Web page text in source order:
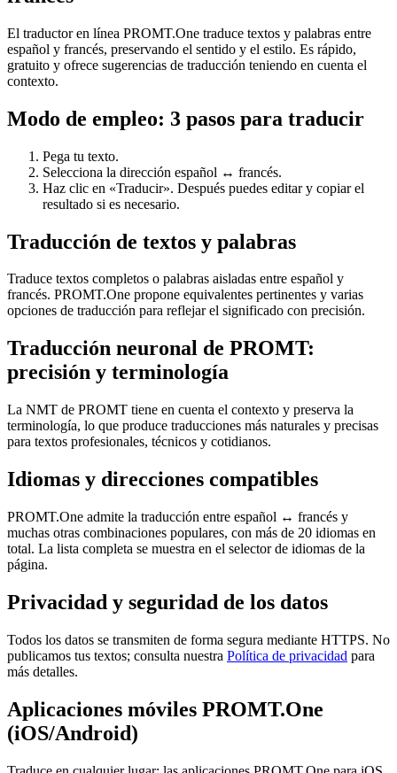
El traductor en línea PROMT.One traduce textos y palabras entre
español y francés, preservando el sentido y el estilo. Es rápido,
gratuito y ofrece sugerencias de traducción teniendo en cuenta el
contexto.
Modo de empleo: 3 pasos para traducir
Pega tu texto.
Selecciona la dirección español ↔ francés.
Haz clic en «Traducir». Después puedes editar y copiar el
resultado si es necesario.
Traducción de textos y palabras
Traduce textos completos o palabras aisladas entre español y
francés. PROMT.One propone equivalentes pertinentes y varias
opciones de traducción para reflejar el significado con precisión.
Traducción neuronal de PROMT:
precisión y terminología
La NMT de PROMT tiene en cuenta el contexto y preserva la
terminología, lo que produce traducciones más naturales y precisas
para textos profesionales, técnicos y cotidianos.
Idiomas y direcciones compatibles
PROMT.One admite la traducción entre español ↔ francés y
muchas otras combinaciones populares, con más de 20 idiomas en
total. La lista completa se muestra en el selector de idiomas de la
página.
Privacidad y seguridad de los datos
Todos los datos se transmiten de forma segura mediante HTTPS. No
publicamos tus textos; consulta nuestra Política de privacidad para
más detalles.
Aplicaciones móviles PROMT.One
(iOS/Android)